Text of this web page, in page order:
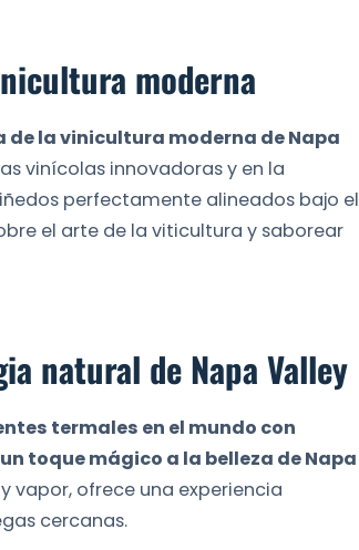
moderna
de la vinicultura moderna de Napa
vinícolas innovadoras y en la
perfectamente alineados bajo el
el arte de la viticultura y saborear
natural de Napa Valley
termales en el mundo con
toque mágico a la belleza de Napa
vapor, ofrece una experiencia
cercanas.